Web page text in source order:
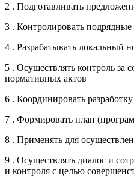
2 . Подготавливать
3 . Контролировать
4 . Разрабатывать локальный
5 . Осуществлять контроль за
нормативных актов
6 . Координировать
7 . Формировать план
8 . Применять для
9 . Осуществлять диалог и
и контроля с целью